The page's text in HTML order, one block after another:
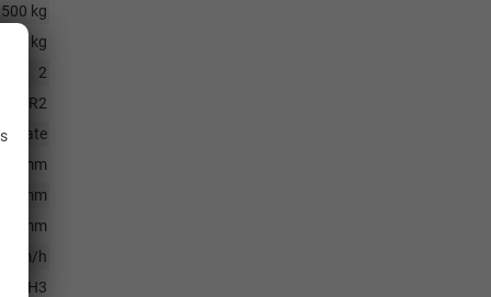
kg
750 kg
2
3R2
mm
mm
mm
km/h
H3